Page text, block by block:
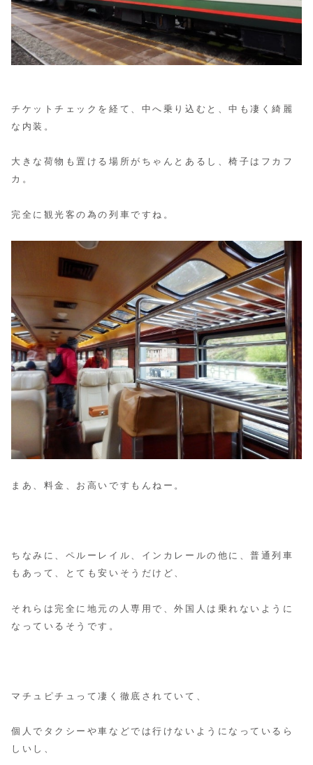
チケットチェックを経て、中へ乗り込むと、中も凄く綺麗
な内装。
大きな荷物も置ける場所がちゃんとあるし、椅子はフカフ
カ。
完全に観光客の為の列車ですね。
まあ、料金、お高いですもんねー。
ちなみに、ペルーレイル、インカレールの他に、普通列車
もあって、とても安いそうだけど、
それらは完全に地元の人専用で、外国人は乗れないように
なっているそうです。
マチュピチュって凄く徹底されていて、
個人でタクシーや車などでは行けないようになっているら
しいし、